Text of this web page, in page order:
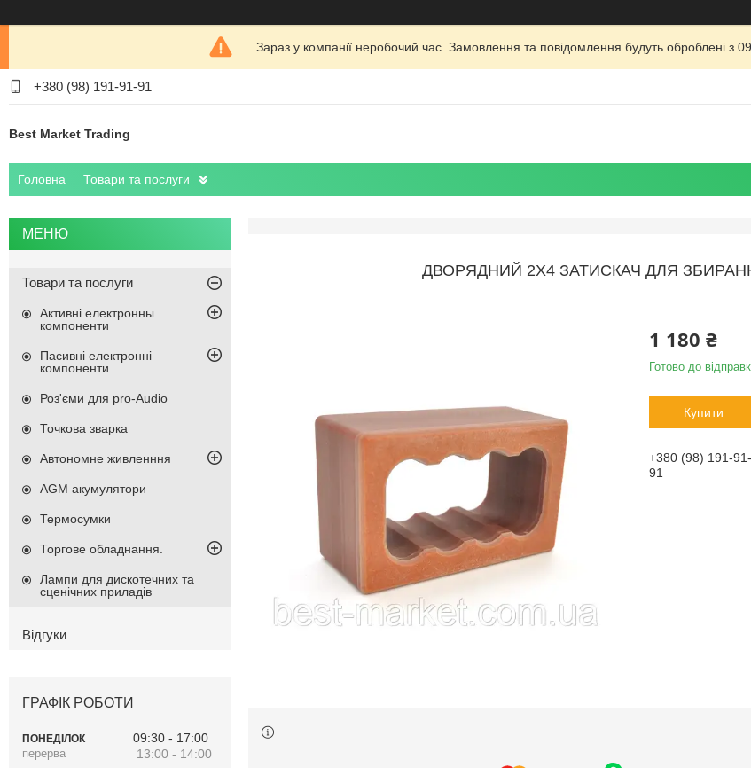
Зараз у компанії неробочий час. Замовлення та повідомлення будуть оброблені з
+380 (98) 191-91-91
Best Market Trading
Головна Товари та послуги
ДВОРЯДНИЙ 2X4 ЗАТИСКАЧ ДЛЯ
1 180 ₴
Готово до
Купити
+380 (98) 191-91-
91
Товари та послуги
Активні електронны
компоненти
Пасивні електронні
компоненти
Роз'єми для pro-Audio
Точкова зварка
Автономне живленння
AGM акумулятори
Термосумки
Торгове обладнання.
Лампи для дискотечних та
сценічних приладів
Відгуки
ГРАФІК РОБОТИ
ПОНЕДІЛОК 09:30
17:00
13:00
14:00